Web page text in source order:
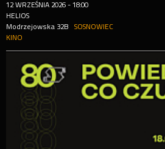
12 WRZEŚNIA 2026 -18:00
HELIOS
Modrzejowska 32B
SOSNOWIEC
KINO